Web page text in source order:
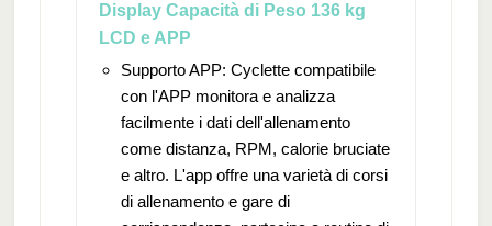
Display Capacità di Peso 136 kg
LCD e APP
Supporto APP: Cyclette compatibile
con l'APP monitora e analizza
facilmente i dati dell'allenamento
come distanza, RPM, calorie bruciate
e altro. L'app offre una varietà di corsi
di allenamento e gare di